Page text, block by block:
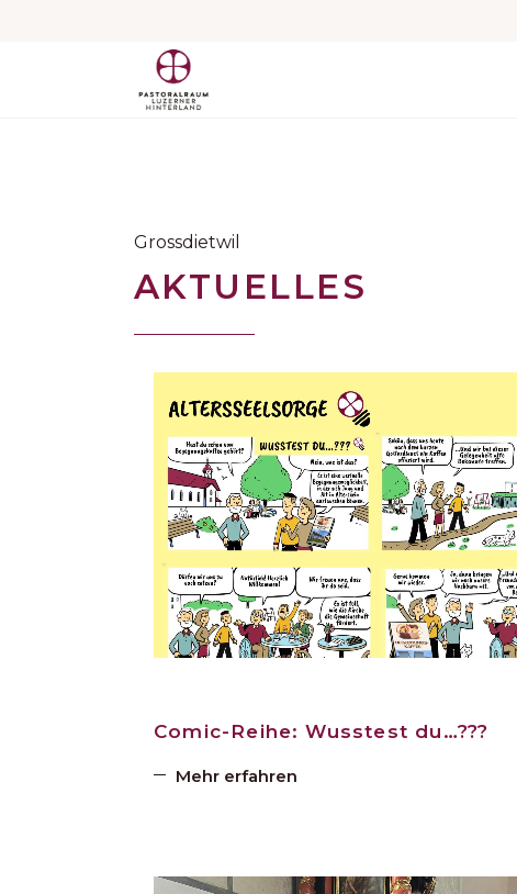
Grossdietwil
AKTUELLES
Comic-Reihe: Wusstest du…???
Mehr erfahren